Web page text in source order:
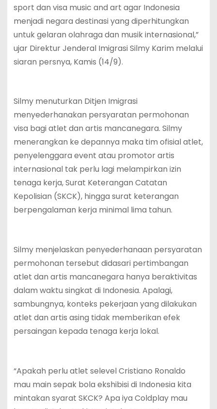
sport dan visa music and art agar Indonesia
menjadi negara destinasi yang diperhitungkan
untuk gelaran olahraga dan musik internasional,”
ujar Direktur Jenderal Imigrasi Silmy Karim melalui
siaran persnya, Kamis (14/9).
Silmy menuturkan Ditjen Imigrasi
menyederhanakan persyaratan permohonan
visa bagi atlet dan artis mancanegara. Silmy
menerangkan ke depannya maka tim ofisial atlet,
penyelenggara event atau promotor artis
internasional tak perlu lagi melampirkan izin
tenaga kerja, Surat Keterangan Catatan
Kepolisian (SKCK), hingga surat keterangan
berpengalaman kerja minimal lima tahun.
Silmy menjelaskan penyederhanaan persyaratan
permohonan tersebut didasari pertimbangan
atlet dan artis mancanegara hanya beraktivitas
dalam waktu singkat di Indonesia. Apalagi,
sambungnya, konteks pekerjaan yang dilakukan
atlet dan artis asing tidak memberikan efek
persaingan kepada tenaga kerja lokal.
“Apakah perlu atlet selevel Cristiano Ronaldo
mau main sepak bola ekshibisi di Indonesia kita
mintakan syarat SKCK? Apa iya Coldplay mau